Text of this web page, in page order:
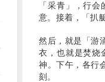
「采青」，行
意。接着，「扒
然后，就是「游
衣，也就是焚烧
神。下午，各行
刻。